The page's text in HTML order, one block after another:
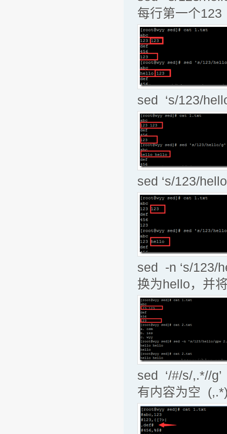
每行第一个123
sed ‘s/123/
sed ‘s/123/
sed -n ‘s/123/
换为hello，并
sed ‘/#/s/,.*//
有内容为空